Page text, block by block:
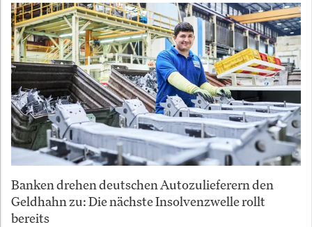
Banken drehen deutschen Autozulieferern den
Geldhahn zu: Die nächste Insolvenzwelle rollt
bereits